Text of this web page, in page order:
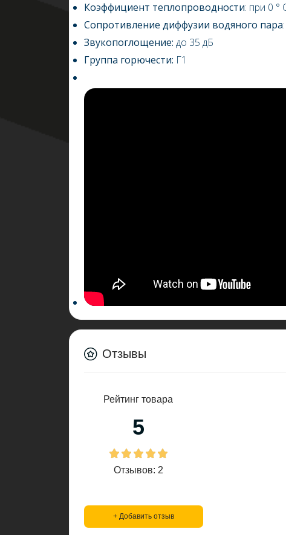
Коэффициент теплопроводности: при 0 °
Сопротивление диффузии водяного пара:
Звукопоглощение: до 35 дБ
Группа горючести: Г1
Отзывы
Рейтинг товара
5
Отзывов: 2
+ Добавить отзыв